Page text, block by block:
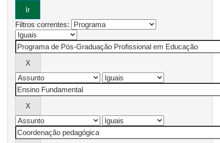
Filtros correntes: